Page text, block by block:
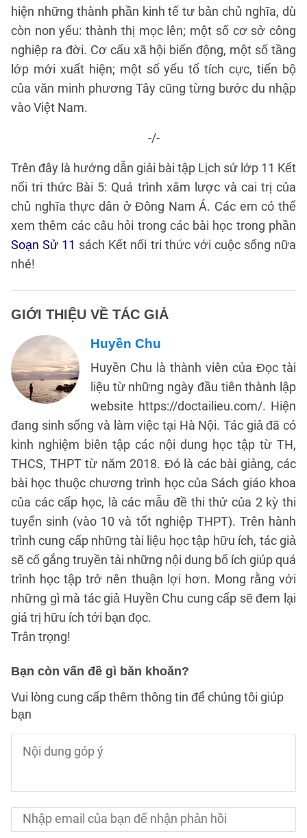
hiện những thành phần kinh tế tư bản chủ nghĩa, dù
còn non yếu: thành thị mọc lên; một số cơ sở công
nghiệp ra đời. Cơ cấu xã hội biến động, một số tầng
lớp mới xuất hiện; một số yếu tố tích cực, tiến bộ
của văn minh phương Tây cũng từng bước du nhập
vào Việt Nam.
-/-
Trên đây là hướng dẫn giải bài tập Lịch sử lớp 11 Kết
nối tri thức Bài 5: Quá trình xâm lược và cai trị của
chủ nghĩa thực dân ở Đông Nam Á. Các em có thể
xem thêm các câu hỏi trong các bài học trong phần
Soạn Sử 11 sách Kết nối tri thức với cuộc sống nữa
nhé!
GIỚI THIỆU VỀ TÁC GIẢ
Huyền Chu
Huyền Chu là thành viên của Đọc tài
liệu từ những ngày đầu tiên thành lập
website https://doctailieu.com/. Hiện
đang sinh sống và làm việc tại Hà Nội. Tác giả đã có
kinh nghiệm biên tập các nội dung học tập từ TH,
THCS, THPT từ năm 2018. Đó là các bài giảng, các
bài học thuộc chương trình học của Sách giáo khoa
của các cấp học, là các mẫu đề thi thử của 2 kỳ thi
tuyển sinh (vào 10 và tốt nghiệp THPT). Trên hành
trình cung cấp những tài liệu học tập hữu ích, tác giả
sẽ cố gắng truyền tải những nội dung bổ ích giúp quá
trình học tập trở nên thuận lợi hơn. Mong rằng với
những gì mà tác giả Huyền Chu cung cấp sẽ đem lại
giá trị hữu ích tới bạn đọc.
Trân trọng!
Bạn còn vấn đề gì băn khoăn?
Vui lòng cung cấp thêm thông tin để chúng tôi giúp
bạn